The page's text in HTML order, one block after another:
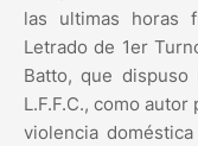
las ultimas horas
Letrado de 1er
Batto, que
L.F.F.C., como
violencia